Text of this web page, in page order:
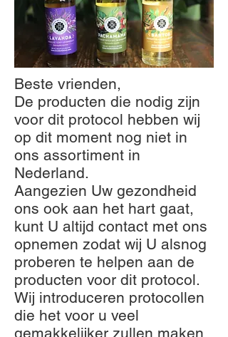
Beste vrienden,
De producten die nodig zijn
voor dit protocol hebben wij
op dit moment nog niet in
ons assortiment in
Nederland.
Aangezien Uw gezondheid
ons ook aan het hart gaat,
kunt U altijd contact met ons
opnemen zodat wij U alsnog
proberen te helpen aan de
producten voor dit protocol.
Wij introduceren protocollen
die het voor u veel
gemakkelijker zullen maken